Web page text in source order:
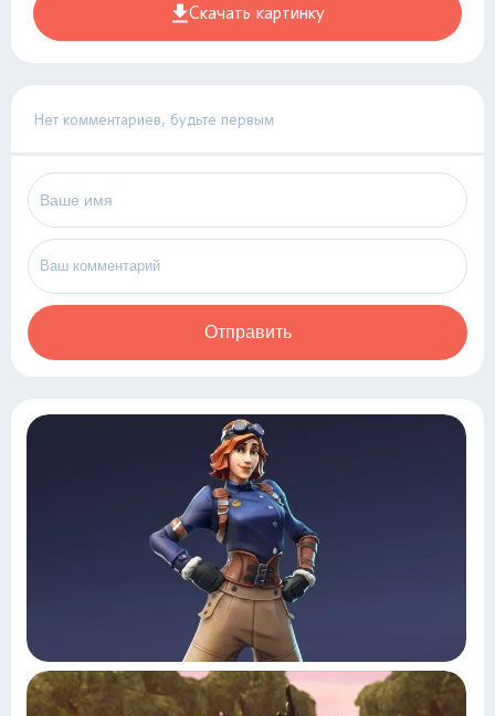
Скачать картинку
Нет комментариев, будьте первым
Отправить